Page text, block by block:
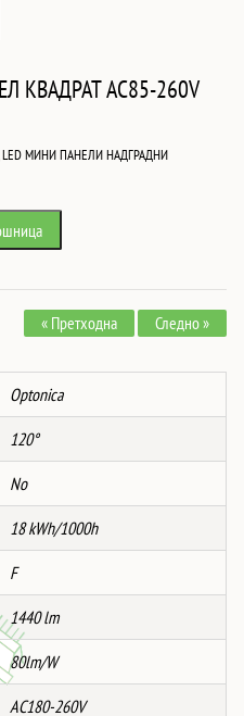
КВАДРАТ AC85-260V
LED МИНИ ПАНЕЛИ НАДГРАДНИ
« Претходна Следно »
Optonica
120°
No
18 kWh/1000h
F
1440 lm
80lm/W
AC180-260V